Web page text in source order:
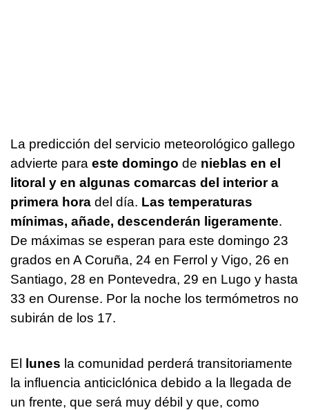
La predicción del servicio meteorológico gallego
advierte para este domingo de nieblas en el
litoral y en algunas comarcas del interior a
primera hora del día. Las temperaturas
mínimas, añade, descenderán ligeramente.
De máximas se esperan para este domingo 23
grados en A Coruña, 24 en Ferrol y Vigo, 26 en
Santiago, 28 en Pontevedra, 29 en Lugo y hasta
33 en Ourense. Por la noche los termómetros no
subirán de los 17.
El lunes la comunidad perderá transitoriamente
la influencia anticiclónica debido a la llegada de
un frente, que será muy débil y que, como